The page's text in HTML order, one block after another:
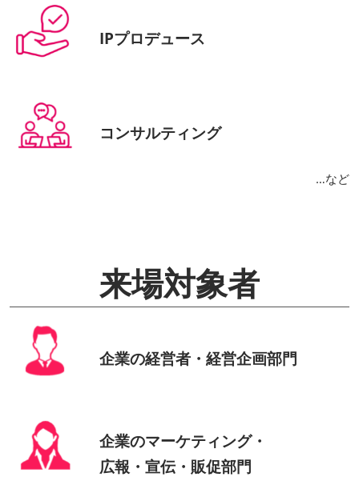
IPプロデュース
コンサルティング
…など
来場対象者
企業の経営者・経営企画部門
企業のマーケティング・
広報・宣伝・販促部門